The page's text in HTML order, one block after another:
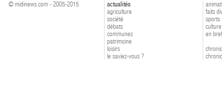
© midinews.com - 2005-2015
actualités
agriculture
société
débats
communes
patrimoine
loisirs
le saviez-vous ?
faits
sports
culture
en bref